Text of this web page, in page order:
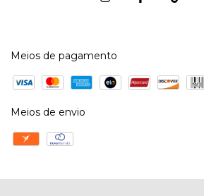
Meios de pagamento
Meios de envio